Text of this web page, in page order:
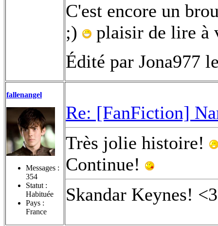
C'est encore un
;)
plaisir de lire à
Édité par Jona977
fallenangel
Messages :
354
Statut :
Habituée
Pays :
France
Re: [FanFiction]
Très jolie histoire!
Continue!
Skandar Keynes! <3